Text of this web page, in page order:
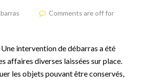
Comments are off for
intervention de débarras a été
affaires diverses laissées sur place.
les objets pouvant être conservés,